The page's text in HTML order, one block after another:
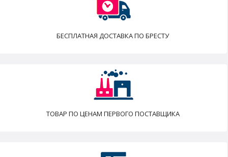
БЕСПЛАТНАЯ ДОСТАВКА ПО БРЕСТУ
ТОВАР ПО ЦЕНАМ ПЕРВОГО ПОСТАВЩИКА